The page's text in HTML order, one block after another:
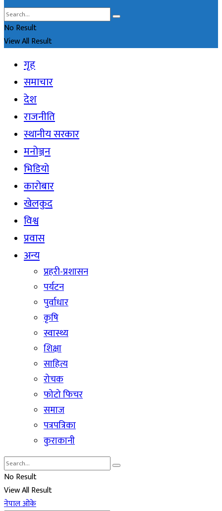
No Result
View All Result
गृह
समाचार
देश
राजनीति
स्थानीय सरकार
मनोञ्जन
भिडियो
कारोबार
खेलकुद
विश्व
प्रवास
अन्य
प्रहरी-प्रशासन
पर्यटन
पुर्वाधार
कृषि
स्वास्थ्य
शिक्षा
साहित्य
रोचक
फोटो फिचर
समाज
पत्रपत्रिका
कुराकानी
No Result
View All Result
नेपाल ओके